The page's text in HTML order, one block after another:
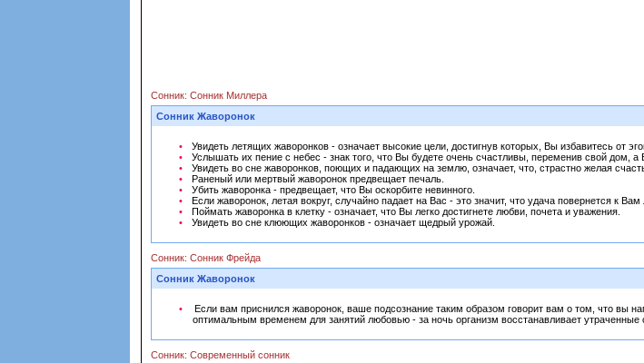
Сонник: Сонник Миллера
Сонник Жаворонок
Увидеть летящих жаворонков - означает высокие цели, достигнув которых, Вы избавитесь от
Услышать их пение с небес - знак того, что Вы будете очень счастливы, переменив свой дом, а
Увидеть во сне жаворонков, поющих и падающих на землю, означает, что, страстно желая
Раненый или мертвый жаворонок предвещает печаль.
Убить жаворонка - предвещает, что Вы оскорбите невинного.
Если жаворонок, летая вокруг, случайно падает на Вас - это значит, что удача повернется к Вам
Поймать жаворонка в клетку - означает, что Вы легко достигнете любви, почета и уважения.
Увидеть во сне клюющих жаворонков - означает щедрый урожай.
Сонник: Сонник Фрейда
Сонник Жаворонок
Если вам приснился жаворонок, ваше подсознание таким образом говорит вам о том, что вы
оптимальным временем для занятий любовью - за ночь организм восстанавливает
Сонник: Современный сонник